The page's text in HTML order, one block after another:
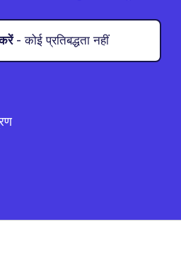
- कोई प्रतिबद्धता नहीं